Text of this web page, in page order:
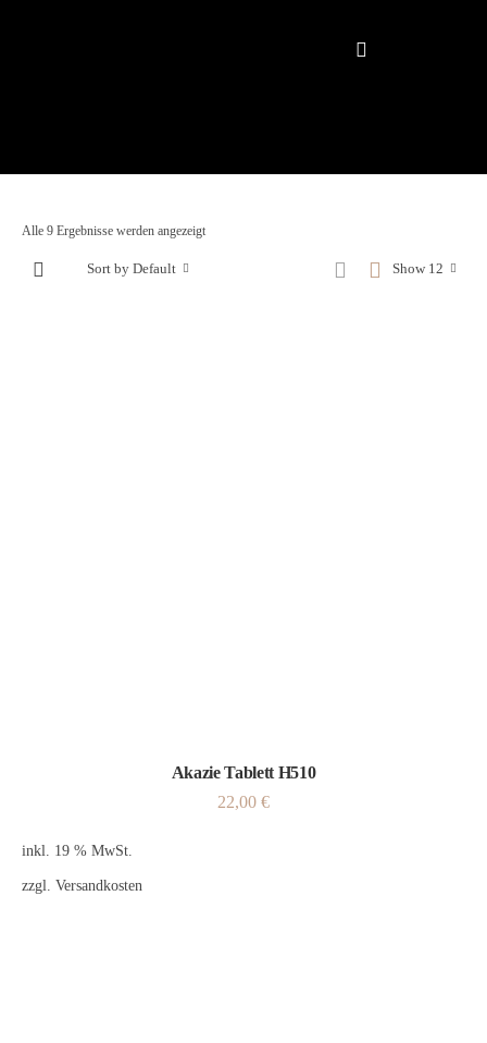
Alle 9 Ergebnisse werden angezeigt
Show 12
Sort by Default
Akazie Tablett H510
22,00 €
inkl. 19 % MwSt.
zzgl. Versandkosten